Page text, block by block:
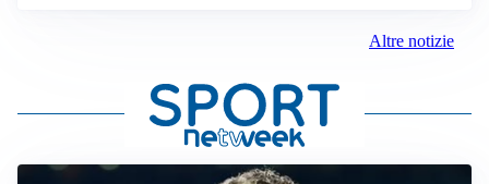
Altre notizie